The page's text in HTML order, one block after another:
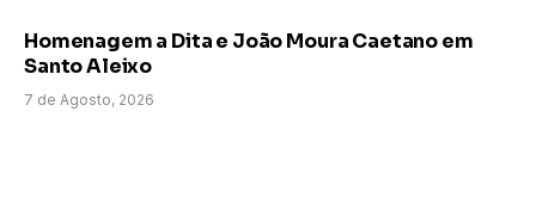
Homenagem a Dita e João Moura Caetano em
Santo Aleixo
7 de Agosto, 2026